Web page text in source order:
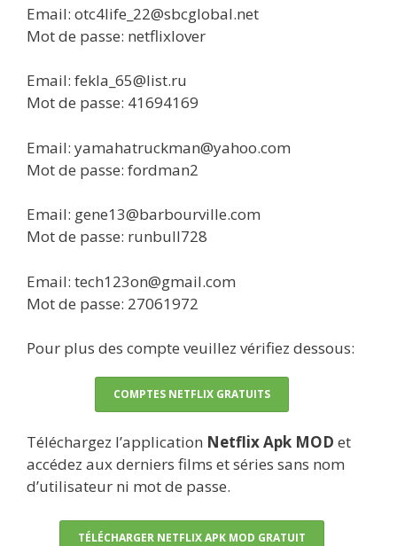
Email: otc4life_22@sbcglobal.net
Mot de passe: netflixlover
Email: fekla_65@list.ru
Mot de passe: 41694169
Email: yamahatruckman@yahoo.com
Mot de passe: fordman2
Email: gene13@barbourville.com
Mot de passe: runbull728
Email: tech123on@gmail.com
Mot de passe: 27061972
Pour plus des compte veuillez vérifiez dessous:
COMPTES NETFLIX GRATUITS
Téléchargez l’application Netflix Apk MOD et
accédez aux derniers films et séries sans nom
d’utilisateur ni mot de passe.
TÉLÉCHARGER NETFLIX APK MOD GRATUIT